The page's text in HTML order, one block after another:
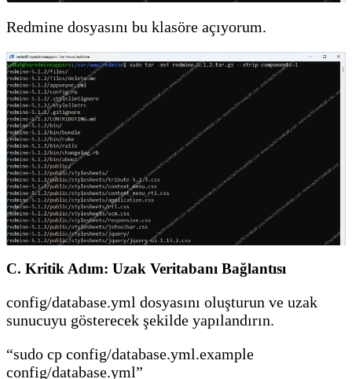
Redmine dosyasını bu klasöre açıyorum.
C. Kritik Adım: Uzak Veritabanı Bağlantısı
config/database.yml dosyasını oluşturun ve uzak
sunucuyu gösterecek şekilde yapılandırın.
“sudo cp config/database.yml.example
config/database.yml”